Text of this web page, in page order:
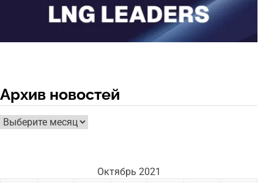
Архив новостей
Архив
новостей
Октябрь 2021